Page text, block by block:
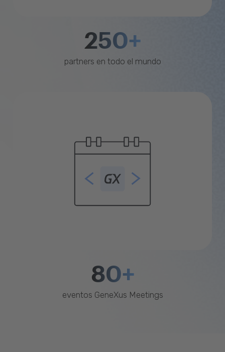
250+
partners en todo el mundo
80+
eventos GeneXus Meetings